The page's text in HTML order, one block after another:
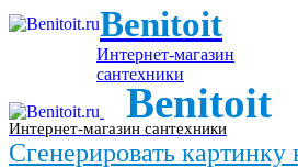
Benitoit
Интернет-магазин
сантехники
Benitoit
Интернет-магазин сантехники
Сгенерировать картинку